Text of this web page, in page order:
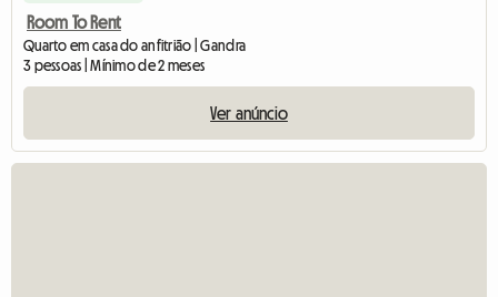
Room To Rent
Quarto em casa do anfitrião | Gandra
3 pessoas | Mínimo de 2 meses
Ver anúncio